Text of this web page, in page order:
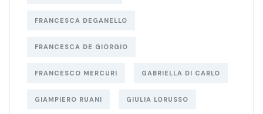
FRANCESCA DEGANELLO
FRANCESCA DE GIORGIO
FRANCESCO MERCURI GABRIELLA DI CARLO
GIAMPIERO RUANI GIULIA LORUSSO